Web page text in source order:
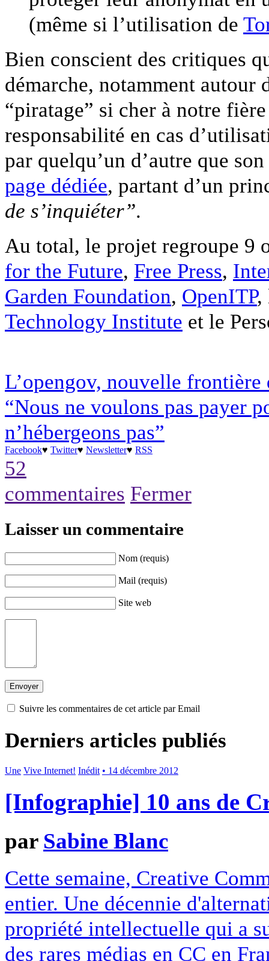
(même si l’utilisation de
Bien conscient des critiques
démarche, notamment autour
“piratage” si cher à notre
responsabilité en cas
par quelqu’un d’autre que
page dédiée, partant d’un
de s’inquiéter”.
Au total, le projet regroupe 9
for the Future, Free Press,
Garden Foundation, OpenITP,
Technology Institute et le
L’opengov, nouvelle frontière
“Nous ne voulons pas payer
n’hébergeons pas”
Facebook♥ Twitter♥ Newsletter♥ RSS
52
commentaires Fermer
Laisser un commentaire
Nom (requis)
Mail (requis)
Site web
Suivre les commentaires de cet article par Email
Derniers articles publiés
Une Vive Internet! Inédit • 14 décembre 2012
[Infographie] 10 ans de
par Sabine Blanc
Cette semaine, Creative
entier. Une décennie
propriété intellectuelle qui a
des rares médias en CC en